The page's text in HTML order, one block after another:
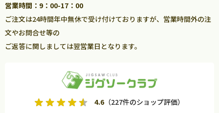
営業時間：9：00-17：00
ご注文は24時間年中無休で受け付けておりますが、営業時間外の注
文やお問合せ等の
ご返答に関しましては翌営業日となります。
4.6 （227件のショップ評価）